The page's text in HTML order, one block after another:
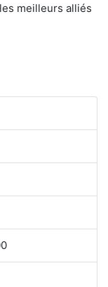
meilleurs alliés